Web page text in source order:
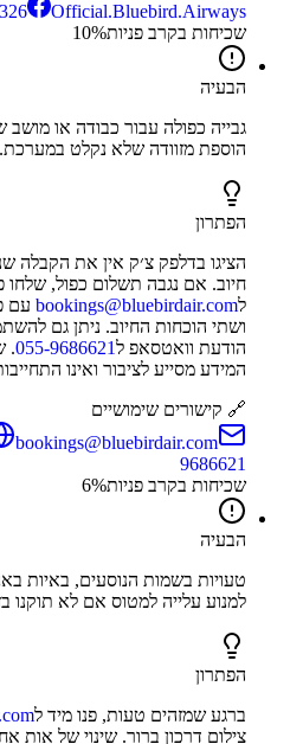
Official.Bluebird.Airways
שכיחות בקרב פניות
10%
הבעיה
גבייה כפולה עבור כבודה או
הוספת מזוודה שלא נקלט במערכת.
הפתרון
הציגו בדלפק צ׳ק אין את הקבלה
חיוב. אם נגבה תשלום כפול, שלחו
לbookings@bluebirdair.com עם
ושתי הוכחות החיוב. ניתן גם
הודעת וואטסאפ ל055-9686621
.
המידע מסייע לציבור ואינו
🔗 קישורים שימושיים
bookings@bluebirdair.com
9686621
שכיחות בקרב פניות
6%
הבעיה
טעויות בשמות הנוסעים, באיות
למנוע עלייה למטוס אם לא תוקנו
הפתרון
ברגע שמזהים טעות, פנו מיד ל
צילום דרכון ברור. שינוי של אות